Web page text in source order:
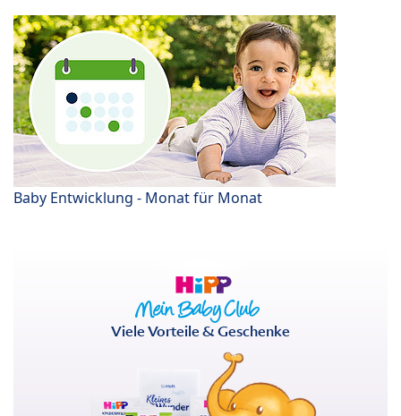
Baby Entwicklung - Monat für Monat
Viele Vorteile & Geschenke